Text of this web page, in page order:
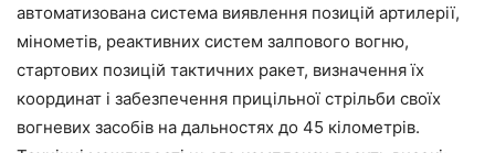
автоматизована система виявлення позицій артилерії,
мінометів, реактивних систем залпового вогню,
стартових позицій тактичних ракет, визначення їх
координат і забезпечення прицільної стрільби своїх
вогневих засобів на дальностях до 45 кілометрів.